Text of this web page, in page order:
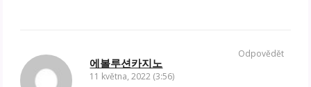
에볼루션카지노
11 května, 2022 (3:56)
Odpovědět